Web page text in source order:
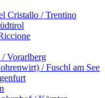
Cristallo / Trentino
Vorarlberg
/ Fuschl am See